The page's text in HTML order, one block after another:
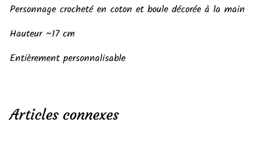
Personnage crocheté en coton et boule décorée à la main
Hauteur ~17 cm
Entièrement personnalisable
Articles connexes